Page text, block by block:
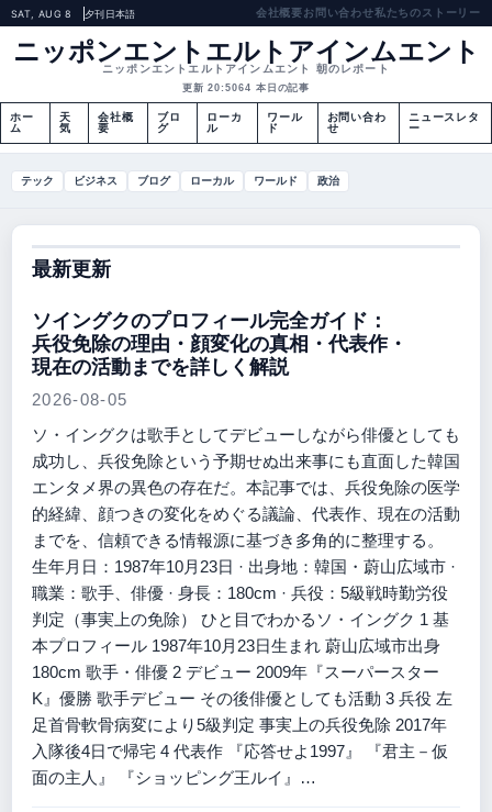
SAT, AUG 8 夕刊日本語 会社概要お問い合わせ私たちのストーリー
ニッポンエントエルトアインムエント
ニッポンエントエルトアインムエント 朝のレポート
更新 20:5064 本日の記事
ホー
ム
天
気
会社概
要
ブロ
グ
ローカ
ル
ワール
ド
お問い合わ
せ
ニュースレタ
ー
テック ビジネス ブログ ローカル ワールド 政治
最新更新
ソイングクのプロフィール完全ガイド：
兵役免除の理由・顔変化の真相・代表作・
現在の活動までを詳しく解説
2026-08-05
ソ・イングクは歌手としてデビューしながら俳優としても
成功し、兵役免除という予期せぬ出来事にも直面した韓国
エンタメ界の異色の存在だ。本記事では、兵役免除の医学
的経緯、顔つきの変化をめぐる議論、代表作、現在の活動
までを、信頼できる情報源に基づき多角的に整理する。
生年月日：1987年10月23日 · 出身地：韓国・蔚山広域市 ·
職業：歌手、俳優 · 身長：180cm · 兵役：5級戦時勤労役
判定（事実上の免除） ひと目でわかるソ・イングク 1 基
本プロフィール 1987年10月23日生まれ 蔚山広域市出身
180cm 歌手・俳優 2 デビュー 2009年『スーパースター
K』優勝 歌手デビュー その後俳優としても活動 3 兵役 左
足首骨軟骨病変により5級判定 事実上の兵役免除 2017年
入隊後4日で帰宅 4 代表作 『応答せよ1997』 『君主－仮
面の主人』 『ショッピング王ルイ』…